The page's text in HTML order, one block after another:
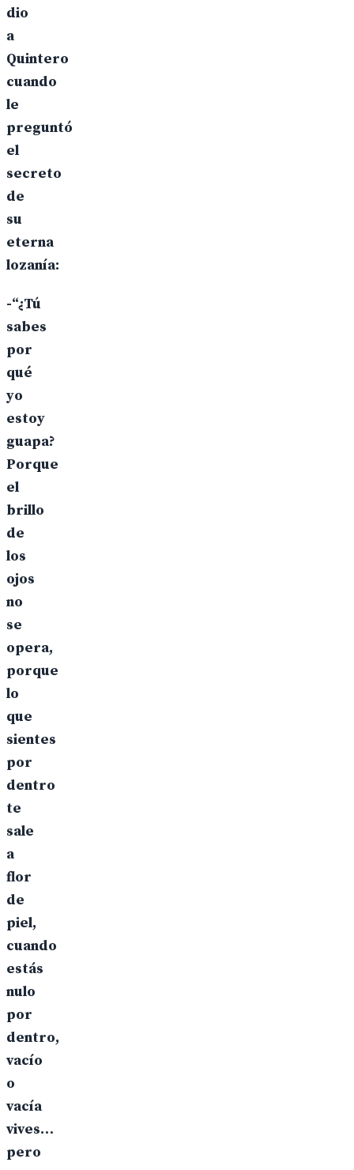
dio
a
Quintero
cuando
le
preguntó
el
secreto
de
su
eterna
lozanía:
-“¿Tú
sabes
por
qué
yo
estoy
guapa?
Porque
el
brillo
de
los
ojos
no
se
opera,
porque
lo
que
sientes
por
dentro
te
sale
a
flor
de
piel,
cuando
estás
nulo
por
dentro,
vacío
o
vacía
vives…
pero